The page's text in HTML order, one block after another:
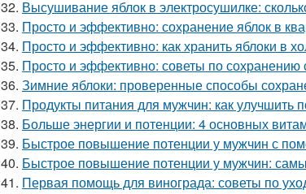
32. Высушивание яблок в электросушилке:
33. Просто и эффективно: сохранение яблок в
34. Просто и эффективно: как хранить яблоки в
35. Просто и эффективно: советы по сохранению
36. Зимние яблоки: проверенные способы
37. Продукты питания для мужчин: как
38. Больше энергии и потенции: 4 основных
39. Быстрое повышение потенции у мужчин с
40. Быстрое повышение потенции у мужчин:
41. Первая помощь для винограда: советы по